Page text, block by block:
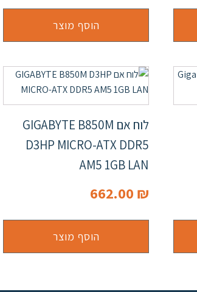
הוסף מוצר
לוח אם GIGABYTE B850M
D3HP MICRO-ATX DDR5
AM5 1GB LAN
662.00 ₪
הוסף מוצר